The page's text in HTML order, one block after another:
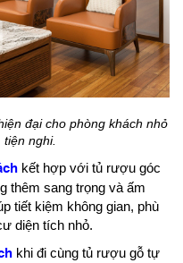
đại cho phòng khách nhỏ
tiện nghi.
kết hợp với tủ rượu góc
thêm sang trọng và ấm
tiết kiệm không gian, phù
diện tích nhỏ.
khi đi cùng tủ rượu gỗ tự